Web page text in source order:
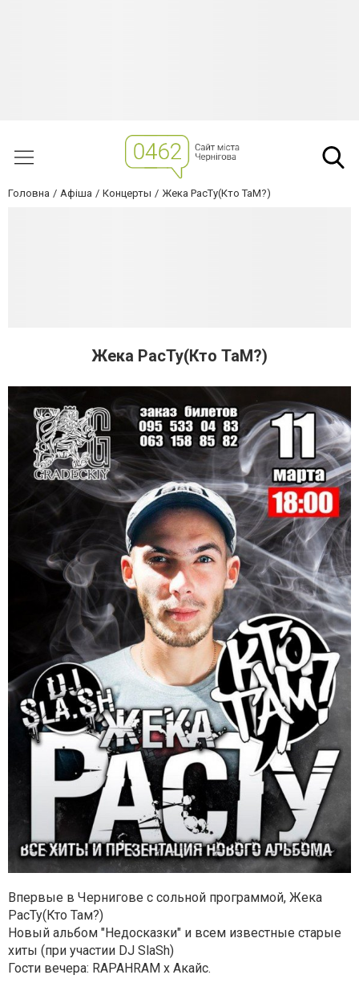
Головна Афіша Концерты Жека РасТу(Кто ТаМ?)
Жека РасТу(Кто ТаМ?)
Впервые в Чернигове с сольной программой, Жека
РасТу(Кто Там?)
Новый альбом "Недосказки" и всем известные старые
хиты (при участии DJ SlaSh)
Гости вечера: RAPAHRAM x Акайс.